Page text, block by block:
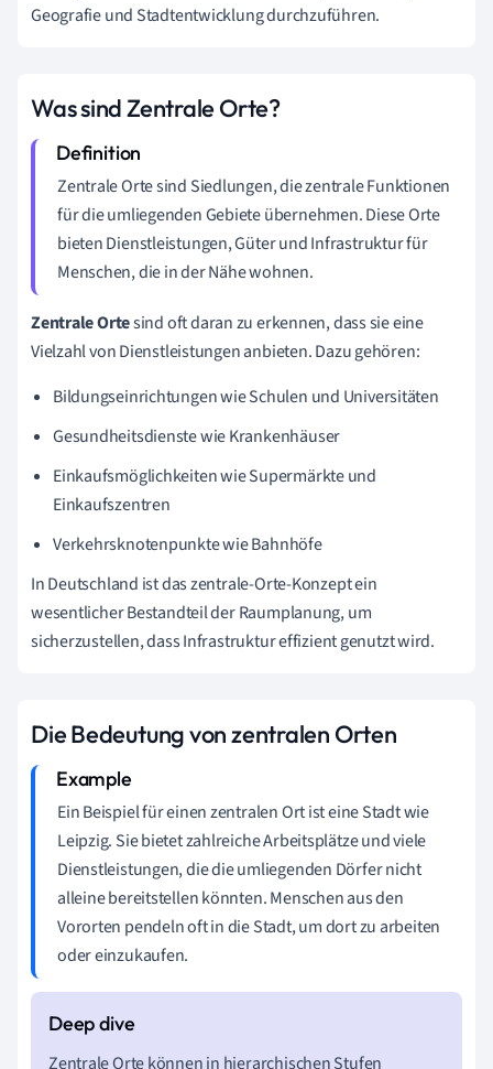
Geografie und Stadtentwicklung durchzuführen.
Was sind Zentrale Orte?
Zentrale Orte sind Siedlungen, die zentrale Funktionen
für die umliegenden Gebiete übernehmen. Diese Orte
bieten Dienstleistungen, Güter und Infrastruktur für
Menschen, die in der Nähe wohnen.
Zentrale Ortesind oft daran zu erkennen, dass sie eine
Vielzahl von Dienstleistungen anbieten. Dazu gehören:
Bildungseinrichtungen wie Schulen und Universitäten
Gesundheitsdienste wie Krankenhäuser
Einkaufsmöglichkeiten wie Supermärkte und
Einkaufszentren
Verkehrsknotenpunkte wie Bahnhöfe
In Deutschland ist das zentrale-Orte-Konzept ein
wesentlicher Bestandteil der Raumplanung, um
sicherzustellen, dass Infrastruktur effizient genutzt wird.
Die Bedeutung von zentralen Orten
Ein Beispiel für einen zentralen Ort ist eine Stadt wie
Leipzig. Sie bietet zahlreiche Arbeitsplätze und viele
Dienstleistungen, die die umliegenden Dörfer nicht
alleine bereitstellen könnten. Menschen aus den
Vororten pendeln oft in die Stadt, um dort zu arbeiten
oder einzukaufen.
Zentrale Orte können in hierarchischen Stufen